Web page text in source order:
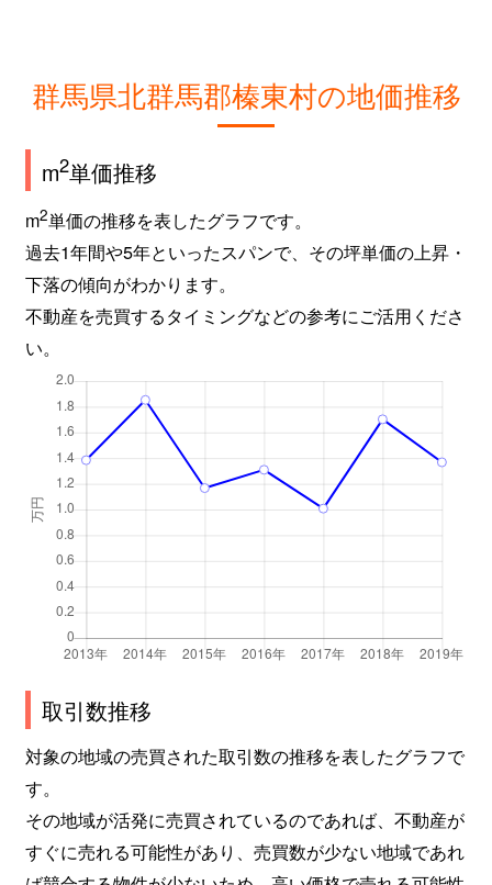
群馬県北群馬郡榛東村の地価推移
m2単価推移
m2単価の推移を表したグラフです。
過去1年間や5年といったスパンで、その坪単価の上昇・
下落の傾向がわかります。
不動産を売買するタイミングなどの参考にご活用くださ
い。
取引数推移
対象の地域の売買された取引数の推移を表したグラフで
す。
その地域が活発に売買されているのであれば、不動産が
すぐに売れる可能性があり、売買数が少ない地域であれ